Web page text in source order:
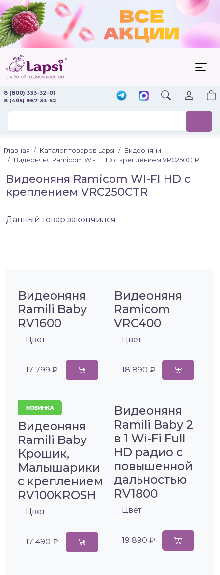
8 (800) 333-32-01
8 (495) 967-33-52
Главная Каталог товаров Lapsi
Видеоняни
Видеоняня Ramicom WI-FI HD с креплением VRC250CTR
Видеоняня Ramicom WI-FI HD с
креплением VRC250CTR
Данный товар закончился
Видеоняня
Ramili Baby
RV1600
Цвет
17 799 ₽
Видеоняня
Ramicom
VRC400
Цвет
18 890 ₽
Видеоняня
Ramili Baby
Крошик,
Малышарики
с креплением
RV100KROSH
Цвет
17 490 ₽
Видеоняня
Ramili Baby 2
в 1 Wi-Fi Full
HD радио с
повышенной
дальностью
RV1800
Цвет
19 890 ₽